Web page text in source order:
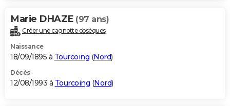
Marie DHAZE (97 ans)
Créer une cagnotte obsèques
Naissance
18/09/1895 à Tourcoing (Nord)
Décès
12/08/1993 à Tourcoing (Nord)